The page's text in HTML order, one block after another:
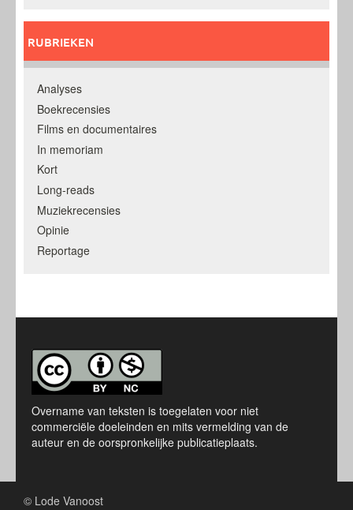
RUBRIEKEN
Analyses
Boekrecensies
Films en documentaires
In memoriam
Kort
Long-reads
Muziekrecensies
Opinie
Reportage
Overname van teksten is toegelaten voor niet
commerciële doeleinden en mits vermelding van de
auteur en de oorspronkelijke publicatieplaats.
© Lode Vanoost